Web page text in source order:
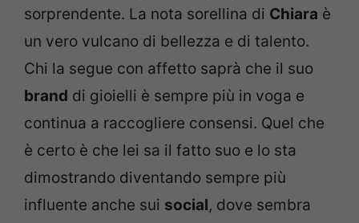
sorprendente. La nota sorellina di Chiara è
un vero vulcano di bellezza e di talento.
Chi la segue con affetto saprà che il suo
brand di gioielli è sempre più in voga e
continua a raccogliere consensi. Quel che
è certo è che lei sa il fatto suo e lo sta
dimostrando diventando sempre più
influente anche sui social, dove sembra